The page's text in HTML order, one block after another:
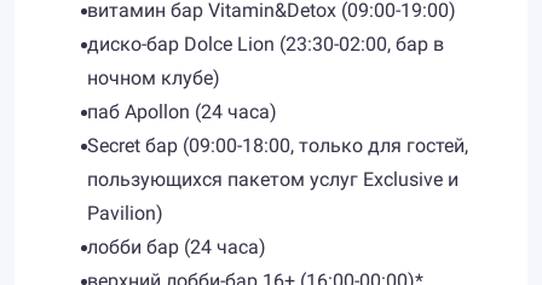
витамин бар Vitamin&Detox (09:00-19:00)
диско-бар Dolce Lion (23:30-02:00, бар в
ночном клубе)
паб Apollon (24 часа)
Secret бар (09:00-18:00, только для гостей,
пользующихся пакетом услуг Exclusive и
Pavilion)
лобби бар (24 часа)